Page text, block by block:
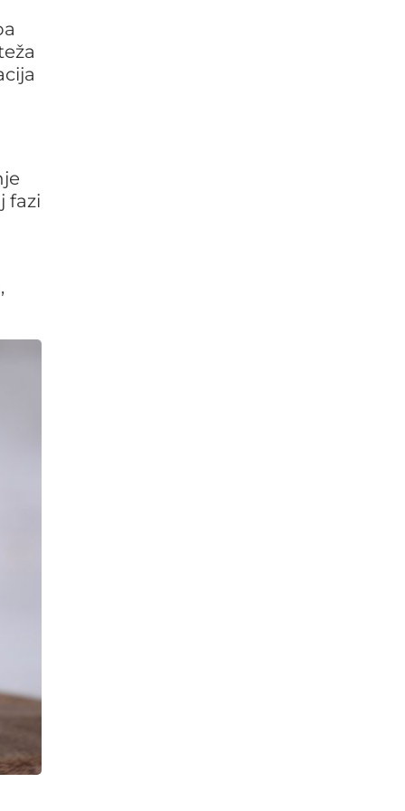
fazi